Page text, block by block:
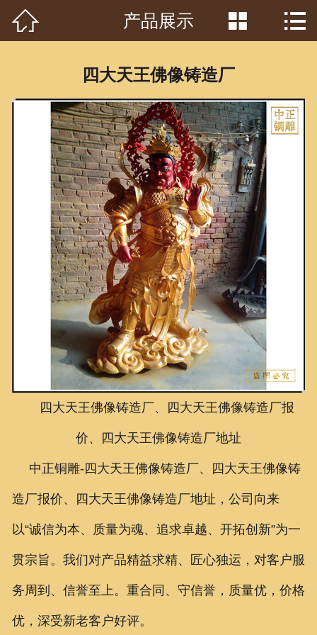
首页
产品中心
客户见证
常识问答
新闻资讯
荣誉资质
泥塑鉴赏
联系我们
 产品展示  
四大天王佛像铸造厂
四大天王佛像铸造厂、四大天王佛像铸造厂报
价、四大天王佛像铸造厂地址
中正铜雕-四大天王佛像铸造厂、四大天王佛像铸
造厂报价、四大天王佛像铸造厂地址 ，公司向来
以“诚信为本、质量为魂、追求卓越、开拓创新”为一
贯宗旨。我们对产品精益求精、匠心独运，对客户服
务周到、信誉至上。重合同、守信誉，质量优，价格
优，深受新老客户好评。